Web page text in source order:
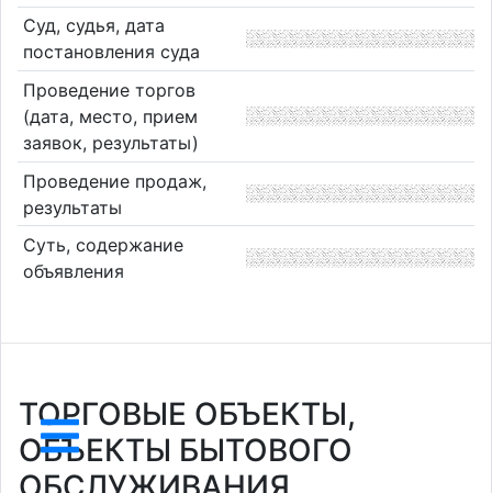
Суд, судья, дата
постановления суда
Проведение торгов
(дата, место, прием
заявок, результаты)
Проведение продаж,
результаты
Суть, содержание
объявления
ТОРГОВЫЕ ОБЪЕКТЫ,
ОБЪЕКТЫ БЫТОВОГО